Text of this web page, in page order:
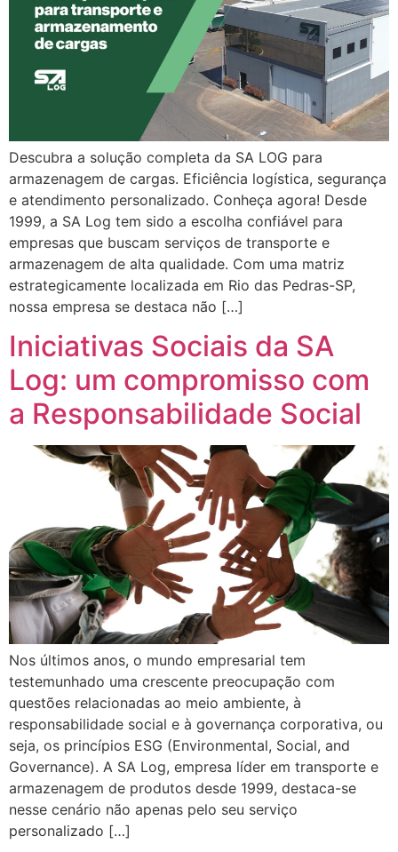
Descubra a solução completa da SA LOG para
armazenagem de cargas. Eficiência logística, segurança
e atendimento personalizado. Conheça agora! Desde
1999, a SA Log tem sido a escolha confiável para
empresas que buscam serviços de transporte e
armazenagem de alta qualidade. Com uma matriz
estrategicamente localizada em Rio das Pedras-SP,
nossa empresa se destaca não […]
Iniciativas Sociais da SA
Log: um compromisso com
a Responsabilidade Social
Nos últimos anos, o mundo empresarial tem
testemunhado uma crescente preocupação com
questões relacionadas ao meio ambiente, à
responsabilidade social e à governança corporativa, ou
seja, os princípios ESG (Environmental, Social, and
Governance). A SA Log, empresa líder em transporte e
armazenagem de produtos desde 1999, destaca-se
nesse cenário não apenas pelo seu serviço
personalizado […]